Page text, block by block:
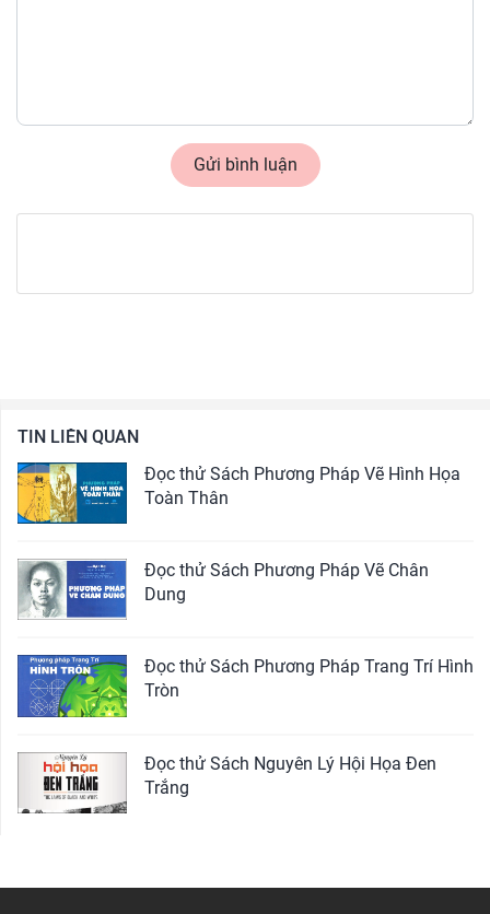
Gửi bình luận
TIN LIÊN QUAN
Đọc thử Sách Phương Pháp Vẽ Hình Họa
Toàn Thân
Đọc thử Sách Phương Pháp Vẽ Chân
Dung
Đọc thử Sách Phương Pháp Trang Trí Hình
Tròn
Đọc thử Sách Nguyên Lý Hội Họa Đen
Trắng